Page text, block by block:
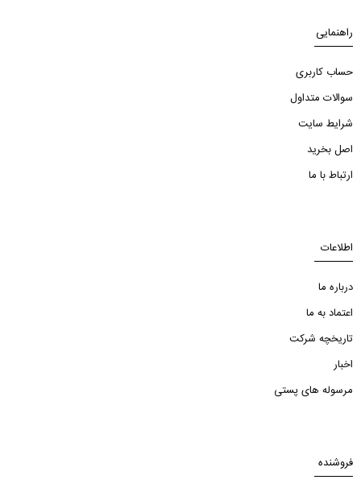
راهنمایی
حساب کاربری
سوالات متداول
شرایط سایت
اصل بخرید
ارتباط با ما
اطلاعات
درباره ما
اعتماد به ما
تاریخچه شرکت
اخبار
مرسوله های پستی
فروشنده